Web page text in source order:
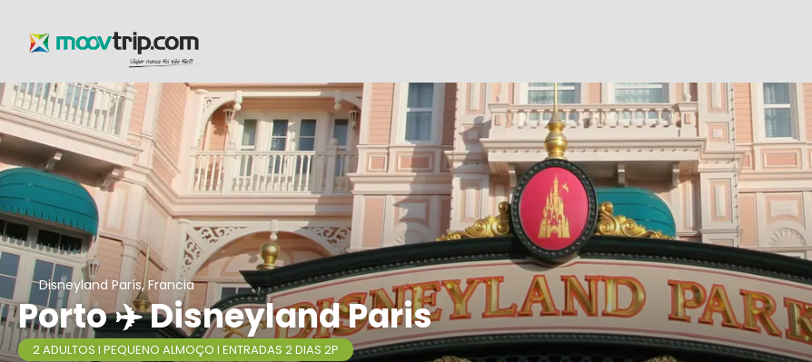
Disneyland París, Francia
Porto ✈️ Disneyland Paris
2 ADULTOS I PEQUENO ALMOÇO I ENTRADAS 2 DIAS 2P